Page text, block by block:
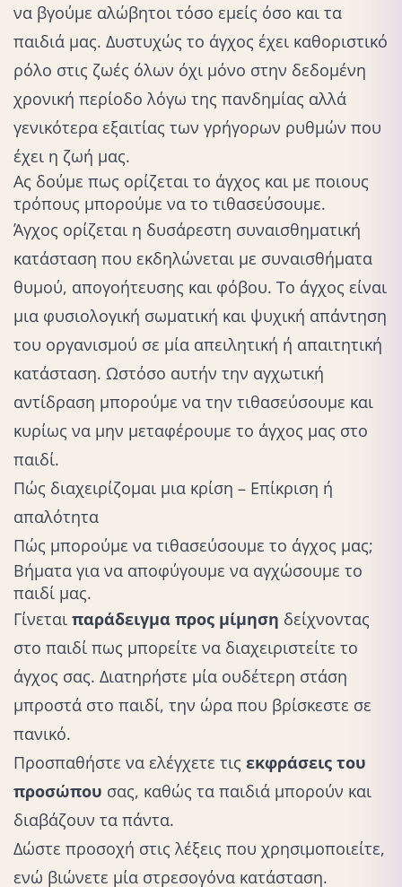
να βγούμε αλώβητοι τόσο εμείς όσο και τα
παιδιά μας. Δυστυχώς το άγχος έχει καθοριστικό
ρόλο στις ζωές όλων όχι μόνο στην δεδομένη
χρονική περίοδο λόγω της πανδημίας αλλά
γενικότερα εξαιτίας των γρήγορων ρυθμών που
έχει η ζωή μας.
Ας δούμε πως ορίζεται το άγχος και με ποιους
τρόπους μπορούμε να το τιθασεύσουμε.
Άγχος ορίζεται η δυσάρεστη συναισθηματική
κατάσταση που εκδηλώνεται με συναισθήματα
θυμού, απογοήτευσης και φόβου. Το άγχος είναι
μια φυσιολογική σωματική και ψυχική απάντηση
του οργανισμού σε μία απειλητική ή απαιτητική
κατάσταση. Ωστόσο αυτήν την αγχωτική
αντίδραση μπορούμε να την τιθασεύσουμε και
κυρίως να μην μεταφέρουμε το άγχος μας στο
παιδί.
Πώς διαχειρίζομαι μια κρίση – Επίκριση ή
απαλότητα
Πώς μπορούμε να τιθασεύσουμε το άγχος μας;
Βήματα για να αποφύγουμε να αγχώσουμε το
παιδί μας.
Γίνεται παράδειγμα προς μίμηση δείχνοντας
στο παιδί πως μπορείτε να διαχειριστείτε το
άγχος σας. Διατηρήστε μία ουδέτερη στάση
μπροστά στο παιδί, την ώρα που βρίσκεστε σε
πανικό.
Προσπαθήστε να ελέγχετε τις εκφράσεις του
προσώπου σας, καθώς τα παιδιά μπορούν και
διαβάζουν τα πάντα.
Δώστε προσοχή στις λέξεις που χρησιμοποιείτε,
ενώ βιώνετε μία στρεσογόνα κατάσταση.